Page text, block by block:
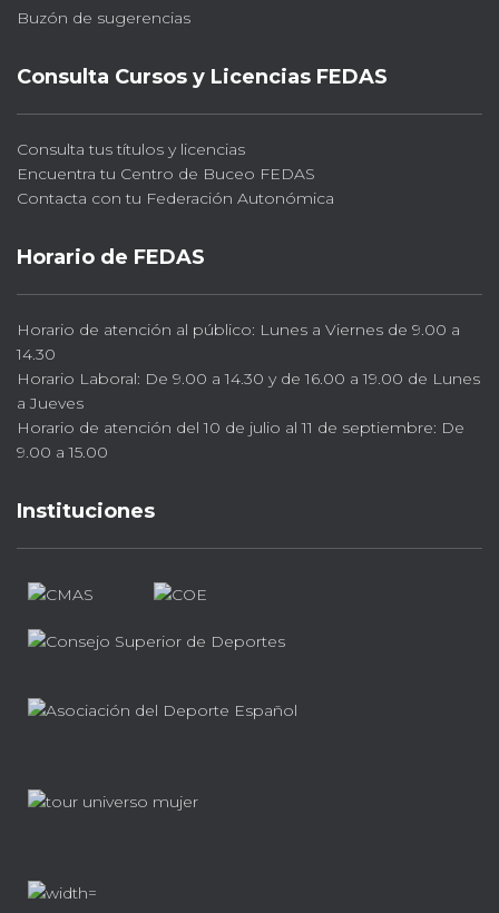
Buzón de sugerencias
Consulta Cursos y Licencias FEDAS
Consulta tus títulos y licencias
Encuentra tu Centro de Buceo FEDAS
Contacta con tu Federación Autonómica
Horario de FEDAS
Horario de atención al público: Lunes a Viernes de 9.00 a
14.30
Horario Laboral: De 9.00 a 14.30 y de 16.00 a 19.00 de Lunes
a Jueves
Horario de atención del 10 de julio al 11 de septiembre: De
9.00 a 15.00
Instituciones